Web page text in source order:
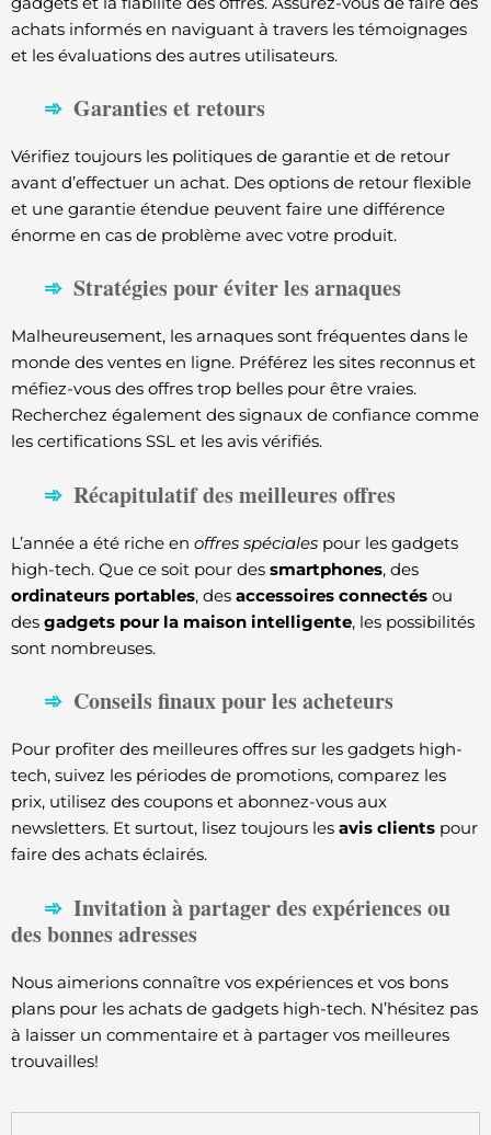
achats informés en naviguant à travers les témoignages
et les évaluations des autres utilisateurs.
Garanties et retours
Vérifiez toujours les politiques de garantie et de retour
avant d’effectuer un achat. Des options de retour flexible
et une garantie étendue peuvent faire une différence
énorme en cas de problème avec votre produit.
Stratégies pour éviter les arnaques
Malheureusement, les arnaques sont fréquentes dans le
monde des ventes en ligne. Préférez les sites reconnus et
méfiez-vous des offres trop belles pour être vraies.
Recherchez également des signaux de confiance comme
les certifications SSL et les avis vérifiés.
Récapitulatif des meilleures offres
L’année a été riche en offres spéciales pour les gadgets
high-tech. Que ce soit pour des smartphones, des
ordinateurs portables, des accessoires connectés ou
des gadgets pour la maison intelligente, les possibilités
sont nombreuses.
Conseils finaux pour les acheteurs
Pour profiter des meilleures offres sur les gadgets high-
tech, suivez les périodes de promotions, comparez les
prix, utilisez des coupons et abonnez-vous aux
newsletters. Et surtout, lisez toujours les avis clients pour
faire des achats éclairés.
Invitation à partager des expériences ou
des bonnes adresses
Nous aimerions connaître vos expériences et vos bons
plans pour les achats de gadgets high-tech. N’hésitez pas
à laisser un commentaire et à partager vos meilleures
trouvailles!